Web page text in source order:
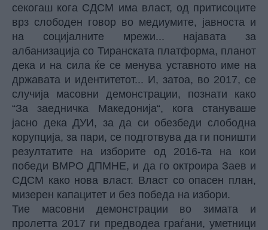
секогаш кога СДСМ има власт, од притисоците
врз слободен говор во медиумите, јавноста и
на социјалните мрежи... најавата за
албанизација со Тиранската платформа, планот
дека и на сила ќе се менува уставното име на
државата и идентитетот... И, затоа, во 2017, се
случија масовни демонстрации, познати како
“За заедничка Македонија“, кога стануваше
јасно дека ДУИ, за да си обезбеди слободна
корупција, за пари, се подготвува да ги поништи
резултатите на изборите од 2016-та на кои
победи ВМРО ДПМНЕ, и да го октроира Заев и
СДСМ како нова власт. Власт со опасен план,
мизерен капацитет и без победа на избори.
Тие масовни демонстрации во зимата и
пролетта 2017 ги предводеа граѓани, уметници